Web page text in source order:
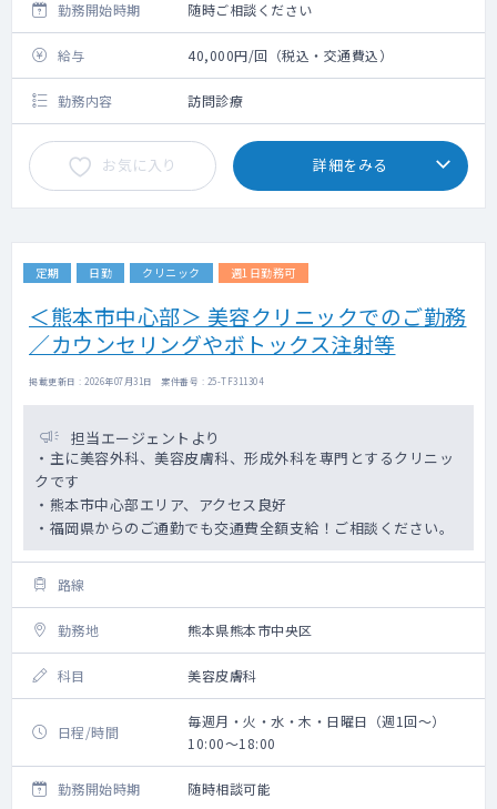
勤務開始時期 随時ご相談ください
給与 40,000円/回（税込・交通費込）
勤務内容 訪問診療
お気に入り 詳細をみる
定期 日勤 クリニック 週1日勤務可
＜熊本市中心部＞ 美容クリニックでのご勤務
／カウンセリングやボトックス注射等
掲載更新日 : 2026年07月31日 案件番号 : 25-TF311304
担当エージェントより
・主に美容外科、美容皮膚科、形成外科を専門とするクリニッ
クです
・熊本市中心部エリア、アクセス良好
・福岡県からのご通勤でも交通費全額支給！ご相談ください。
路線
勤務地 熊本県熊本市中央区
科目 美容皮膚科
日程/時間
毎週月・火・水・木・日曜日（週1回～）
10:00～18:00
勤務開始時期 随時相談可能